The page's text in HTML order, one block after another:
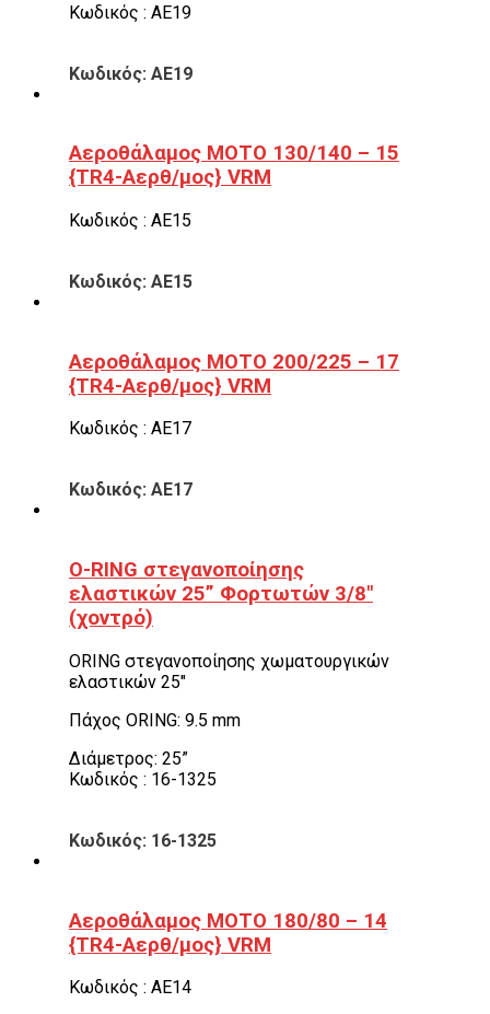
Κωδικός : ΑΕ19
Κωδικός: ΑΕ19
Αεροθάλαμος ΜΟΤΟ 130/140 – 15
{TR4-Αερθ/μος} VRM
Κωδικός : ΑΕ15
Κωδικός: ΑΕ15
Αεροθάλαμος ΜΟΤΟ 200/225 – 17
{TR4-Αερθ/μος} VRM
Κωδικός : ΑΕ17
Κωδικός: ΑΕ17
O-RING στεγανοποίησης
ελαστικών 25” Φορτωτών 3/8″
(χοντρό)
ORING στεγανοποίησης χωματουργικών
ελαστικών 25″
Πάχος ORING: 9.5 mm
Διάμετρος: 25”
Κωδικός : 16-1325
Κωδικός: 16-1325
Αεροθάλαμος ΜΟΤΟ 180/80 – 14
{TR4-Αερθ/μος} VRM
Κωδικός : ΑΕ14